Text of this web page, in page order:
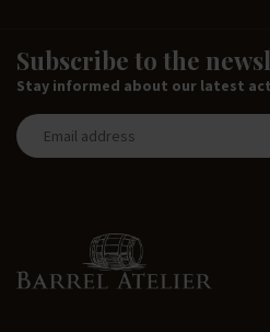
Subscribe to the
Stay informed about our latest